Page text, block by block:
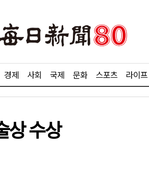
경제 사회 국제 문화 스포츠 라이프
상 수상